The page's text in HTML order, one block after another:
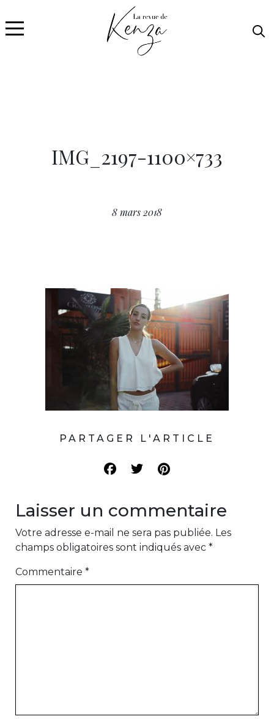
IMG_2197-1100×733
8 mars 2018
PARTAGER L'ARTICLE
Laisser un commentaire
Votre adresse e-mail ne sera pas publiée. Les
champs obligatoires sont indiqués avec *
Commentaire *